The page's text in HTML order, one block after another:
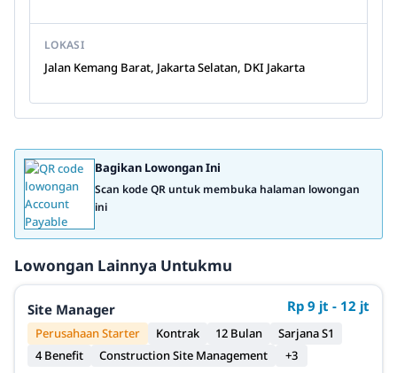
LOKASI
Jalan Kemang Barat, Jakarta Selatan, DKI Jakarta
Bagikan Lowongan Ini
Scan kode QR untuk membuka halaman lowongan
ini
Lowongan Lainnya Untukmu
Site Manager Rp 9 jt - 12 jt
Perusahaan Starter Kontrak 12 Bulan
Sarjana S1
4 Benefit
Construction Site Management +3